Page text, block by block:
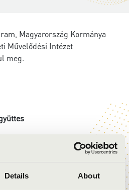
Details About
Magyarország Kormánya
Művelődési Intézet
meg.